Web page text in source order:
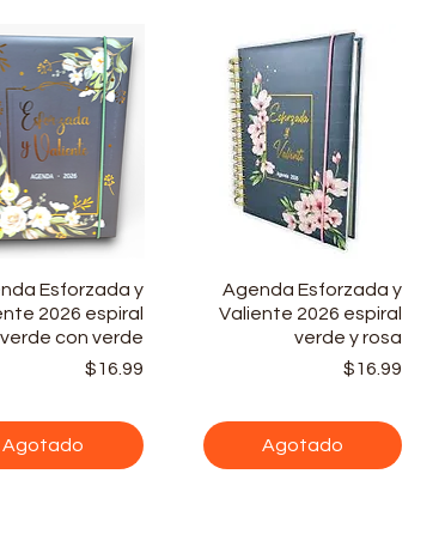
rápida
Esforzada y
2026 espiral
verde con verde
Precio
$16.99
Agotado
Vista rápida
Agenda Esforzada y
Valiente 2026 espiral
verde y rosa
$16.99
Agotado